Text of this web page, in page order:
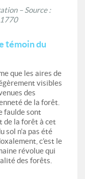
– Source :
témoin du
que les aires de
visibles
des
de la forêt.
faulde sont
de la forêt à cet
sol n’a pas été
c’est le
révolue qui
des forêts.